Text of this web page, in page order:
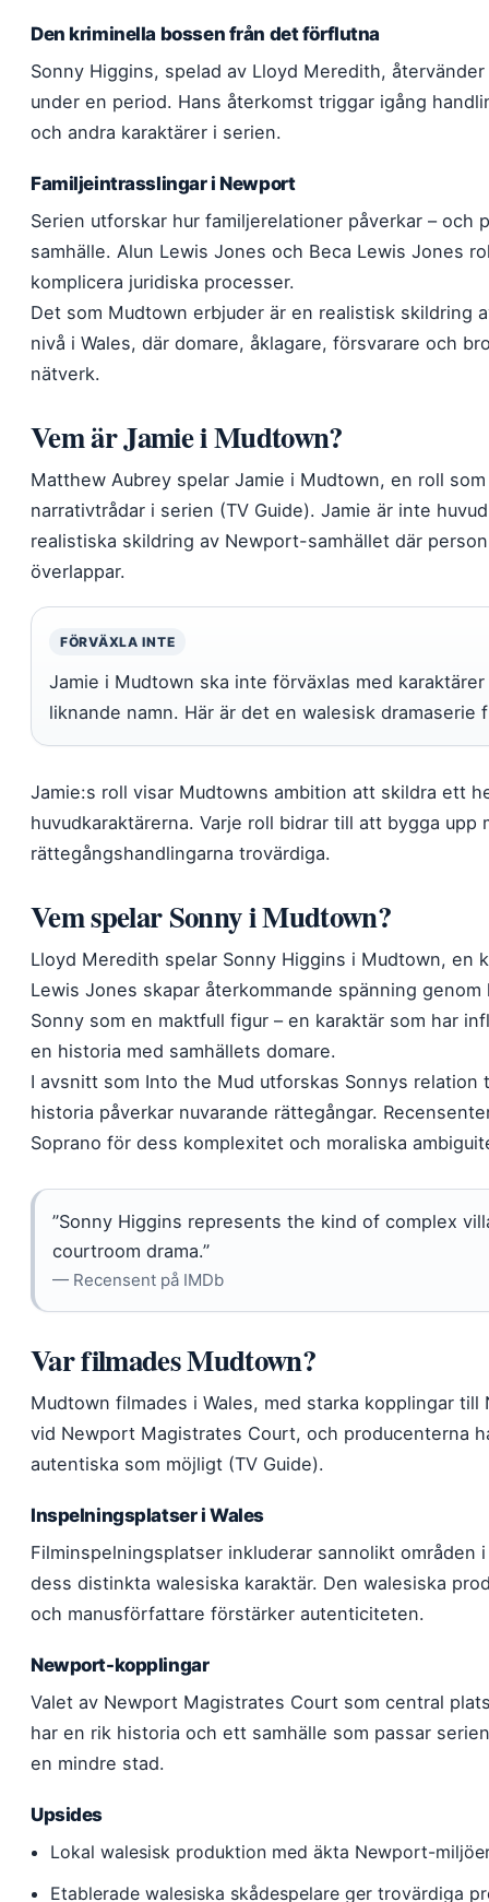
Den kriminella bossen från det förflutna
Sonny Higgins, spelad av Lloyd Meredith,
under en period. Hans återkomst triggar igång
och andra karaktärer i serien.
Familjeintrasslingar i Newport
Serien utforskar hur familjerelationer påverkar –
samhälle. Alun Lewis Jones och Beca Lewis Jones
komplicera juridiska processer.
Det som Mudtown erbjuder är en realistisk skildring
nivå i Wales, där domare, åklagare, försvarare och
nätverk.
Vem är Jamie i Mudtown?
Matthew Aubrey spelar Jamie i Mudtown, en roll
narrativtrådar i serien (TV Guide). Jamie är inte
realistiska skildring av Newport-samhället där
överlappar.
FÖRVÄXLA INTE
Jamie i Mudtown ska inte förväxlas med
liknande namn. Här är det en walesisk dramaserie
Jamie:s roll visar Mudtowns ambition att skildra ett
huvudkaraktärerna. Varje roll bidrar till att bygga upp
rättegångshandlingarna trovärdiga.
Vem spelar Sonny i Mudtown?
Lloyd Meredith spelar Sonny Higgins i Mudtown, en
Lewis Jones skapar återkommande spänning
Sonny som en maktfull figur – en karaktär som har
en historia med samhällets domare.
I avsnitt som Into the Mud utforskas Sonnys relation
historia påverkar nuvarande rättegångar.
Soprano för dess komplexitet och moraliska
”Sonny Higgins represents the kind of complex
courtroom drama.”
— Recensent på IMDb
Var filmades Mudtown?
Mudtown filmades i Wales, med starka kopplingar
vid Newport Magistrates Court, och producenterna
autentiska som möjligt (TV Guide).
Inspelningsplatser i Wales
Filminspelningsplatser inkluderar sannolikt
dess distinkta walesiska karaktär. Den walesiska
och manusförfattare förstärker autenticiteten.
Newport-kopplingar
Valet av Newport Magistrates Court som central
har en rik historia och ett samhälle som passar
en mindre stad.
Upsides
Lokal walesisk produktion med äkta Newport-
Etablerade walesiska skådespelare ger trovärdiga